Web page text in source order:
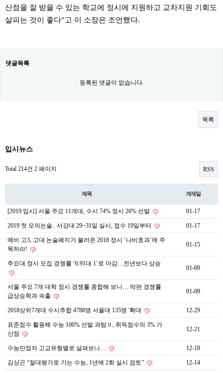
산점을 잘 받을 수 있는 학교에 정시에 지원하고 교차지원 기회도
살피는 것이 좋다”고 이 소장은 조언했다.
댓글목록
등록된 댓글이 없습니다.
목록
입시뉴스
Total 214건 2 페이지 RSS
제목 게재일
[2019 입시] 서울 주요 11개대, 수시 74% 정시 26% 선발 01-17
2019 첫 모의논술.. 서강대 29~31일 실시, 접수 19일부터 01-17
예비 고3, 고대 논술폐지가 불러온 2018 정시 ‘나비효과’에 주
목하라!
01-15
주요대 정시 모집 경쟁률 ‘6.91대 1’로 마감…전년보다 상승
01-09
서울 주요 7개 대학 정시 경쟁률 종합해 보니… 막판 경쟁률
급상승학과 속출
01-09
2018상위7개대 수시추합 4788명 서울대 135명 '확대 12-29
표준점수 활용해 수능 100% 선발 과탐Ⅱ, 취득점수의 3% 가
산점
12-21
수능만점자 고교유형별로 살펴보니… 12-18
김상곤 “절대평가로 가는 수능, 1년에 2회 실시 검토” 12-14